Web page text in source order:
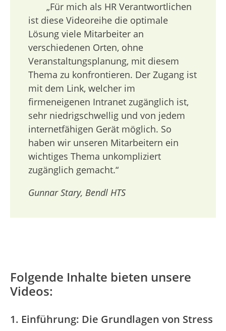
„Für mich als HR Verantwortlichen
ist diese Videoreihe die optimale
Lösung viele Mitarbeiter an
verschiedenen Orten, ohne
Veranstaltungsplanung, mit diesem
Thema zu konfrontieren. Der Zugang ist
mit dem Link, welcher im
firmeneigenen Intranet zugänglich ist,
sehr niedrigschwellig und von jedem
internetfähigen Gerät möglich. So
haben wir unseren Mitarbeitern ein
wichtiges Thema unkompliziert
zugänglich gemacht.“
Gunnar Stary, Bendl HTS
Folgende Inhalte bieten unsere
Videos:
1. Einführung: Die Grundlagen von Stress